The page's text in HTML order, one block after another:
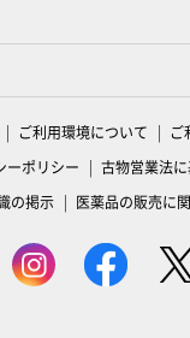
ご利用環境について
ご
ーポリシー
古物営業法
の掲示
医薬品の販売に